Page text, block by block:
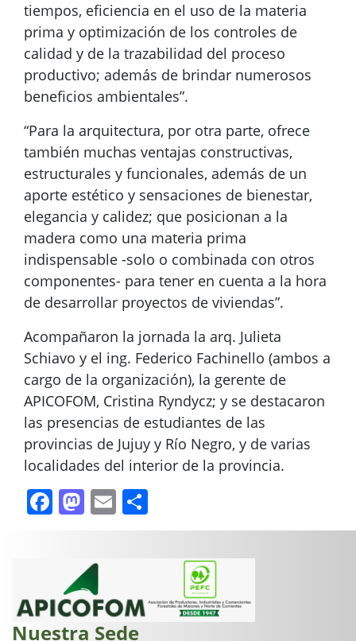
tiempos, eficiencia en el uso de la materia
prima y optimización de los controles de
calidad y de la trazabilidad del proceso
productivo; además de brindar numerosos
beneficios ambientales”.
“Para la arquitectura, por otra parte, ofrece
también muchas ventajas constructivas,
estructurales y funcionales, además de un
aporte estético y sensaciones de bienestar,
elegancia y calidez; que posicionan a la
madera como una materia prima
indispensable -solo o combinada con otros
componentes- para tener en cuenta a la hora
de desarrollar proyectos de viviendas”.
Acompañaron la jornada la arq. Julieta
Schiavo y el ing. Federico Fachinello (ambos a
cargo de la organización), la gerente de
APICOFOM, Cristina Ryndycz; y se destacaron
las presencias de estudiantes de las
provincias de Jujuy y Río Negro, y de varias
localidades del interior de la provincia.
Facebook
Mastodon
Email
Nuestra Sede